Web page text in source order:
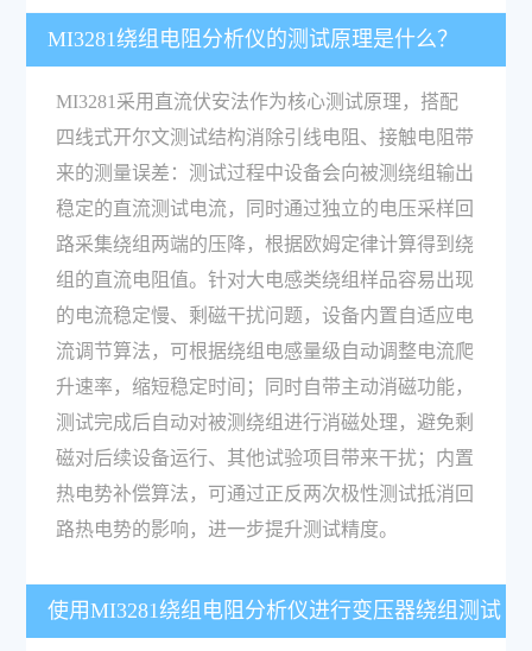
MI3281绕组电阻分析仪的测试原理是什么？
MI3281采用直流伏安法作为核心测试原理，搭配
四线式开尔文测试结构消除引线电阻、接触电阻带
来的测量误差：测试过程中设备会向被测绕组输出
稳定的直流测试电流，同时通过独立的电压采样回
路采集绕组两端的压降，根据欧姆定律计算得到绕
组的直流电阻值。针对大电感类绕组样品容易出现
的电流稳定慢、剩磁干扰问题，设备内置自适应电
流调节算法，可根据绕组电感量级自动调整电流爬
升速率，缩短稳定时间；同时自带主动消磁功能，
测试完成后自动对被测绕组进行消磁处理，避免剩
磁对后续设备运行、其他试验项目带来干扰；内置
热电势补偿算法，可通过正反两次极性测试抵消回
路热电势的影响，进一步提升测试精度。
使用MI3281绕组电阻分析仪进行变压器绕组测试